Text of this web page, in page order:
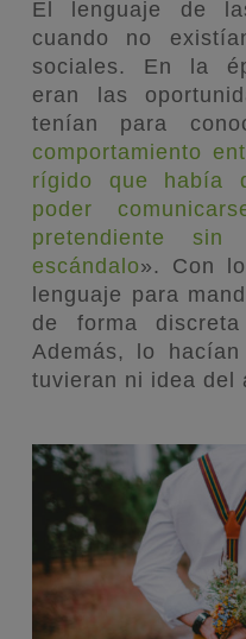
El lenguaje de
cuando no
sociales. En la
eran las
tenían para
comportamiento
rígido que había
poder
pretendiente
escándalo». Con
lenguaje para
de forma
Además, lo
tuvieran ni idea del